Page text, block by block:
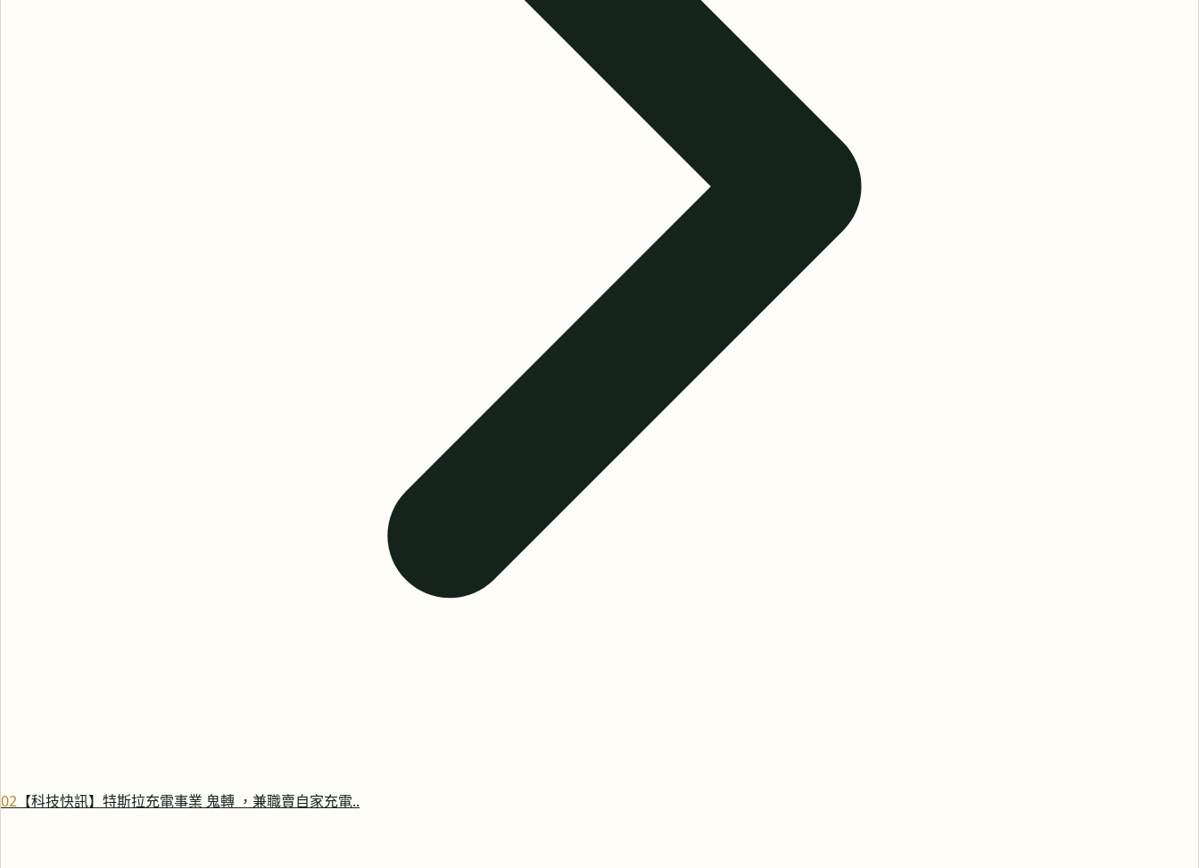
02 【科技快訊】特斯拉充電事業 鬼轉 ，兼職賣自家充電..